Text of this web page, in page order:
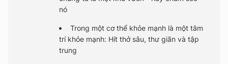
nó
Trong một cơ thể khỏe mạnh là một tâm
trí khỏe mạnh: Hít thở sâu, thư giãn và tập
trung